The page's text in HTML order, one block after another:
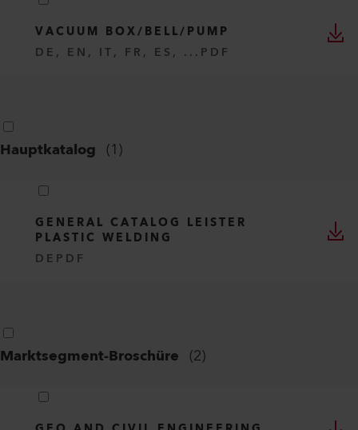
VACUUM BOX/BELL/PUMP
DE, EN, IT, FR, ES, ... PDF
Hauptkatalog (1)
GENERAL CATALOG LEISTER
PLASTIC WELDING
DE PDF
Marktsegment-Broschüre (2)